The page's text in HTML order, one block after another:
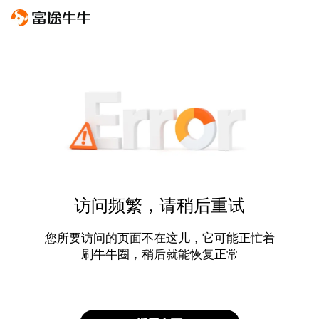
访问频繁，请稍后重试
您所要访问的页面不在这儿，它可能正忙着
刷牛牛圈，稍后就能恢复正常